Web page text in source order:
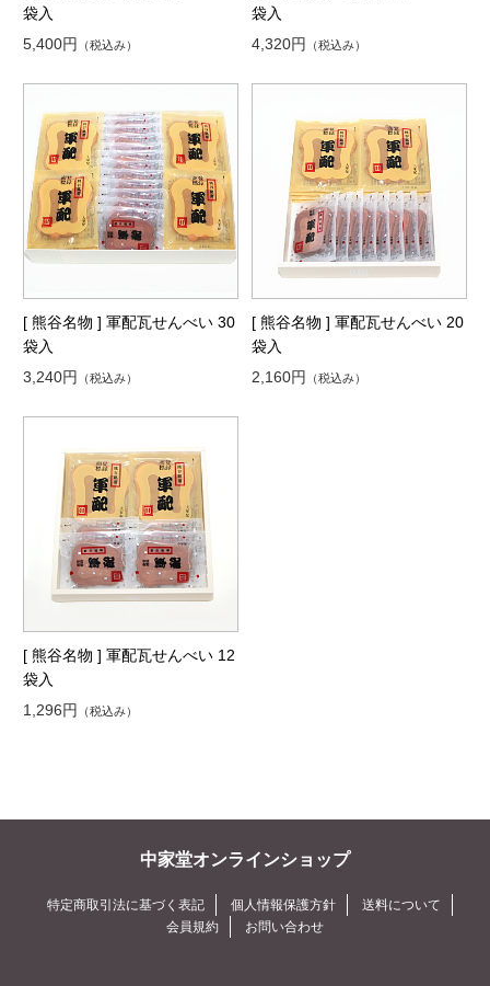
袋入
5,400円
（税込み）
袋入
4,320円
（税込み）
[ 熊谷名物 ] 軍配瓦せんべい 30
袋入
3,240円
（税込み）
[ 熊谷名物 ] 軍配瓦せんべい 20
袋入
2,160円
（税込み）
[ 熊谷名物 ] 軍配瓦せんべい 12
袋入
1,296円
（税込み）
中家堂オンラインショップ
特定商取引法に基づく表記 個人情報保護方針
送料について
会員規約
お問い合わせ